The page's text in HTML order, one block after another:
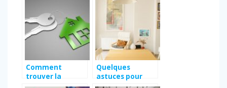
C’est par ici
Comment
trouver la
maison de vos
Quelques
astuces pour
trouver